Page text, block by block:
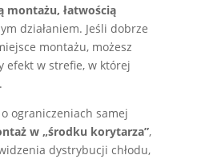
montażu, łatwością
działaniem. Jeśli dobrze
montażu, możesz
efekt w strefie, w której
ograniczeniach samej
w „środku korytarza”,
dystrybucji chłodu,